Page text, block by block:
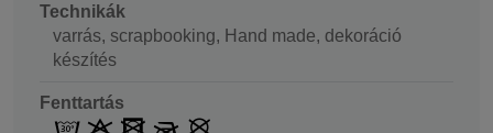
Technikák
varrás, scrapbooking, Hand made, dekoráció
készítés
Fenttartás